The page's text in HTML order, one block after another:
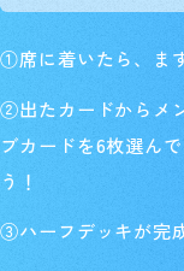
①席に着いたら、ま
②出たカードからメ
ブカードを6枚選ん
う！
③ハーフデッキが完